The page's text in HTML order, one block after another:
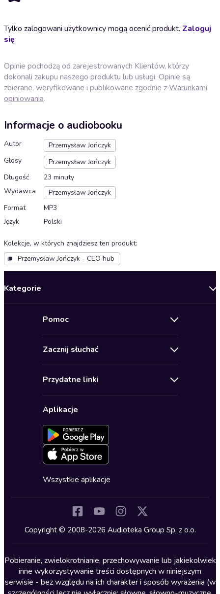
Tylko zalogowani użytkownicy mogą ocenić produkt. Zaloguj
się
Opinie pochodzą od zarejestrowanych Klientów, którzy
dokonali zakupu naszego produktu lub usługi. Opinie są
zbierane, weryfikowane i publikowane zgodnie zWarunkami
opiniowania.
Informacje o audiobooku
Autor
Przemysław Jończyk
Głosy
Przemysław Jończyk
Długość
23 minuty
Wydawca
Przemysław Jończyk
Format
MP3
Język
Polski
Kolekcje, w których znajdziesz ten produkt:
Przemysław Jończyk - CEO hub
Kategorie
Biznes, marketing, ekonomia
Dla młodzieży
Kryminały
Lektury szkolne
Literatura anglojęzyczna
Literatura faktu
Pomoc
Pomoc
Ustawienia prywatności
Formularz zgłaszania nielegalnych treści
Deklaracja dostępności
Zacznij słuchać
Karnety
Oferta dla firm i bibliotek
Przydatne linki
Dołącz do newslettera
Blog
Zapowiedzi
Cykle audiobooków
Aplikacje
Wszystkie aplikacje
Copyright © 2008-2026 Audioteka Group Sp. z o.o.
Pobieranie, zwielokrotnianie, przechowywanie lub jakiekolwiek
inne wykorzystywanie treści dostępnych w niniejszym
serwisie - bez względu na ich charakter i sposób wyrażenia (w